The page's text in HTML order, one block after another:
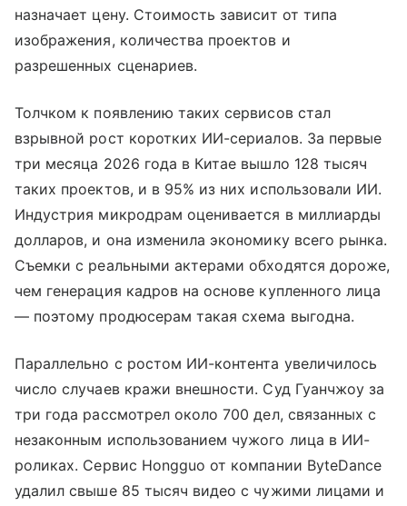
назначает цену. Стоимость зависит от типа
изображения, количества проектов и
разрешенных сценариев.
Толчком к появлению таких сервисов стал
взрывной рост коротких ИИ-сериалов. За первые
три месяца 2026 года в Китае вышло 128 тысяч
таких проектов, и в 95% из них использовали ИИ.
Индустрия микродрам оценивается в миллиарды
долларов, и она изменила экономику всего рынка.
Съемки с реальными актерами обходятся дороже,
чем генерация кадров на основе купленного лица
— поэтому продюсерам такая схема выгодна.
Параллельно с ростом ИИ-контента увеличилось
число случаев кражи внешности. Суд Гуанчжоу за
три года рассмотрел около 700 дел, связанных с
незаконным использованием чужого лица в ИИ-
роликах. Сервис Hongguo от компании ByteDance
удалил свыше 85 тысяч видео с чужими лицами и